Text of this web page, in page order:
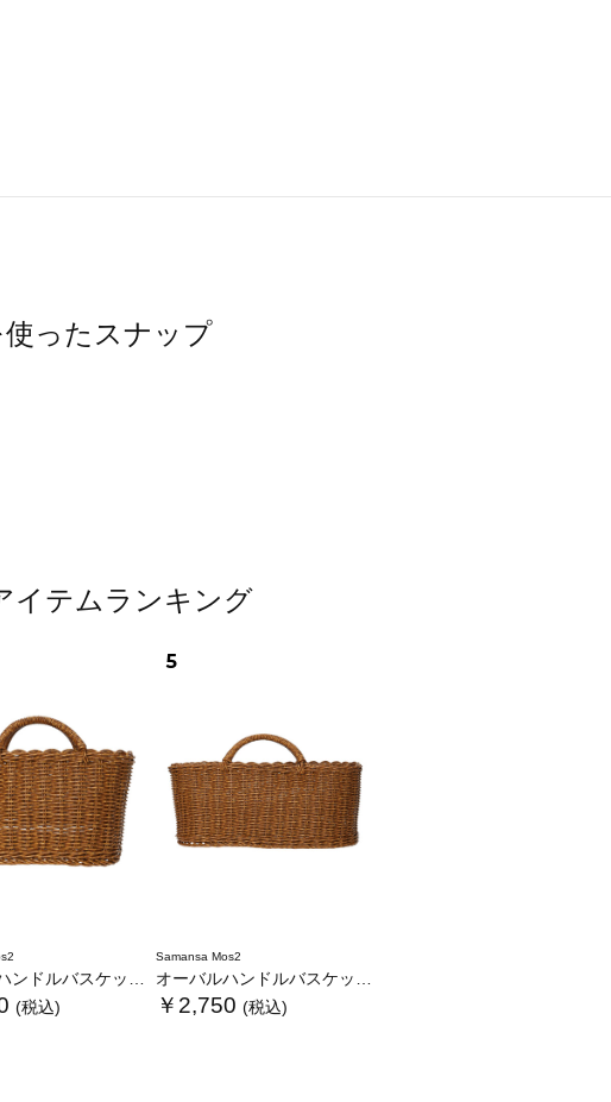
ったスナップ
イテムランキング
ドルバスケットS
(税込)
5
Samansa Mos2
オーバルハンドルバスケットL
￥2,750 (税込)